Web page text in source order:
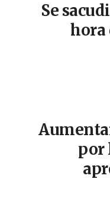
Se
hora
por